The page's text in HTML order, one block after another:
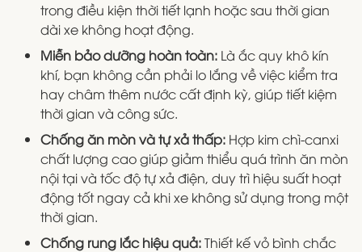
trong điều kiện thời tiết lạnh hoặc sau thời gian
dài xe không hoạt động.
Miễn bảo dưỡng hoàn toàn: Là ắc quy khô kín
khí, bạn không cần phải lo lắng về việc kiểm tra
hay châm thêm nước cất định kỳ, giúp tiết kiệm
thời gian và công sức.
Chống ăn mòn và tự xả thấp: Hợp kim chì-canxi
chất lượng cao giúp giảm thiểu quá trình ăn mòn
nội tại và tốc độ tự xả điện, duy trì hiệu suất hoạt
động tốt ngay cả khi xe không sử dụng trong một
thời gian.
Chống rung lắc hiệu quả:Thiết kế vỏ bình chắc